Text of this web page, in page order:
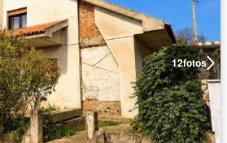
12fotos